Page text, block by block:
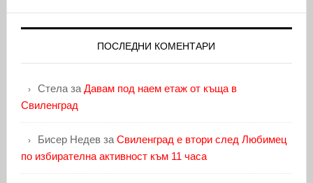
ПОСЛЕДНИ КОМЕНТАРИ
Стелаза Давам под наем етаж от къща в
Свиленград
Бисер Недевза Свиленград е втори след Любимец
по избирателна активност към 11 часа